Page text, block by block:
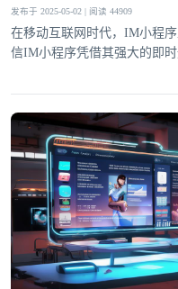
发布于 2025-05-02 | 阅读 44909
在移动互联网时代，IM小程
信IM小程序凭借其强大的即
过无缝嵌入社交场景的运动
成健身目标，这种"社交+运
体验。研究表明，社交激励